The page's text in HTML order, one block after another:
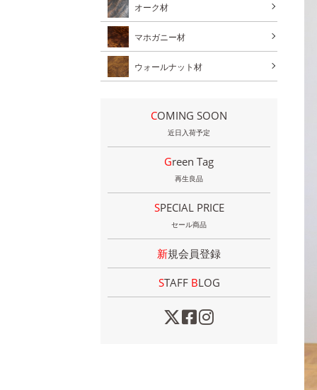
オーク材
マホガニー材
ウォールナット材
COMING SOON
近日入荷予定
Green Tag
再生良品
SPECIAL PRICE
セール商品
新規会員登録
STAFF BLOG